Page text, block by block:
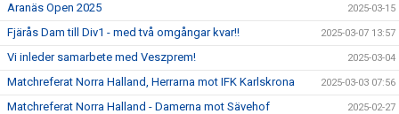
Aranäs Open 2025 2025-03-15
Fjärås Dam till Div1 - med två omgångar kvar!! 2025-03-07 13:57
Vi inleder samarbete med Veszprem! 2025-03-04
Matchreferat Norra Halland, Herrarna mot IFK Karlskrona 2025-03-03 07:56
Matchreferat Norra Halland - Damerna mot Sävehof 2025-02-27